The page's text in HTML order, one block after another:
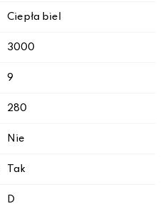
Ciepła biel
3000
9
280
Nie
Tak
D